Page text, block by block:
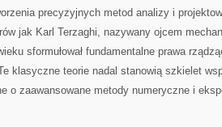
precyzyjnych metod analizy i
jak Karl Terzaghi, nazywany ojcem
sformułował fundamentalne prawa
klasyczne teorie nadal stanowią szkielet
o zaawansowane metody numeryczne i